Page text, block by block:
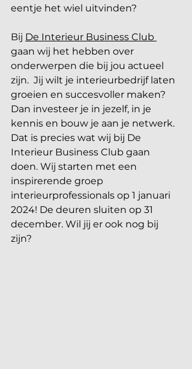
eentje het wiel uitvinden?
Bij De Interieur Business Club
gaan wij het hebben over
onderwerpen die bij jou actueel
zijn.  Jij wilt je interieurbedrijf laten
groeien en succesvoller maken?
Dan investeer je in jezelf, in je
kennis en bouw je aan je netwerk.
Dat is precies wat wij bij De
Interieur Business Club gaan
doen. Wij starten met een
inspirerende groep
interieurprofessionals op 1 januari
2024! De deuren sluiten op 31
december. Wil jij er ook nog bij
zijn?